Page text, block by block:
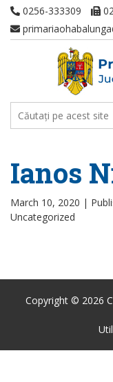
0256-333309
Ianos
March 10, 2020 |
Uncategorized
Copyright © 2026